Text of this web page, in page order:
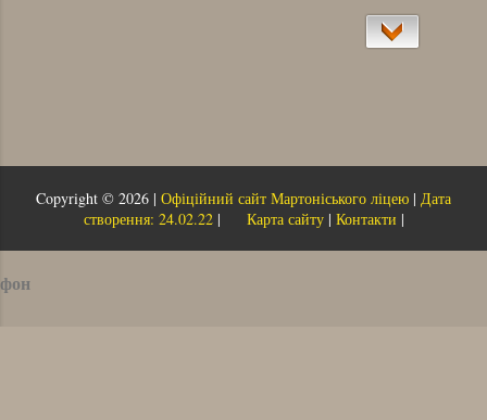
хвилюванням до Бога, Щоб діти живі
повернулись до нас. Синочки кохані,
Copyright © 2026 | Офіційний сайт Мартоніського ліцею | Дата
створення: 24.02.22| Карта сайту| Контакти |
фон